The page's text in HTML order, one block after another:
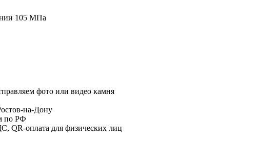
105 МПа
фото или видео камня
на-Дону
по РФ
QR-оплата для физических лиц